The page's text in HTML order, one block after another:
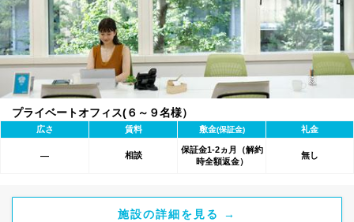
プライベートオフィス(６～９名様）
広さ 賃料 敷金(保証金) 礼金
― 相談
保証金1-2ヵ月（解約
時全額返金）
無し
施設の詳細を見る →